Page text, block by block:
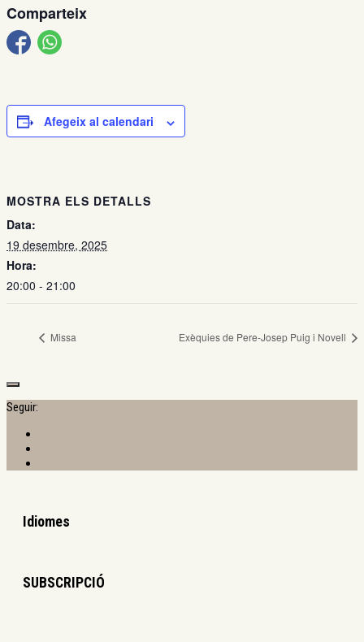
Comparteix
Afegeix al calendari
MOSTRA ELS DETALLS
Data:
19 desembre, 2025
Hora:
20:00 - 21:00
Missa Exèquies de Pere-Josep Puig i Novell
Seguir:
Idiomes
SUBSCRIPCIÓ